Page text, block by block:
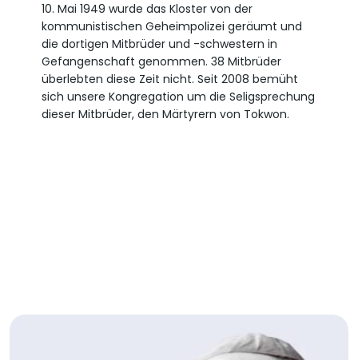
10. Mai 1949 wurde das Kloster von der
kommunistischen Geheimpolizei geräumt und
die dortigen Mitbrüder und -schwestern in
Gefangenschaft genommen. 38 Mitbrüder
überlebten diese Zeit nicht. Seit 2008 bemüht
sich unsere Kongregation um die Seligsprechung
dieser Mitbrüder, den Märtyrern von Tokwon.